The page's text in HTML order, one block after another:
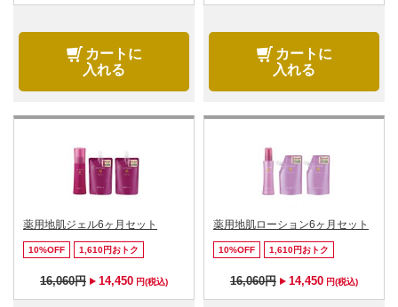
カートに
入れる
カートに
入れる
薬用地肌ジェル6ヶ月セット
10%OFF 1,610円おトク
16,060円 14,450 円(税込)
薬用地肌ローション6ヶ月セット
10%OFF 1,610円おトク
16,060円 14,450 円(税込)